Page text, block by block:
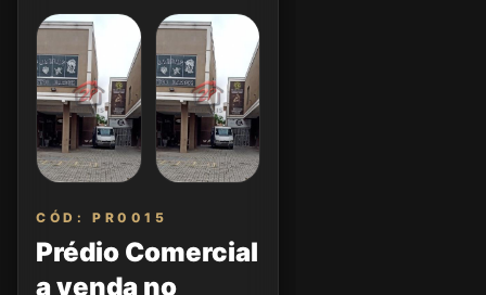
CÓD: PR0015
Prédio Comercial
a venda no